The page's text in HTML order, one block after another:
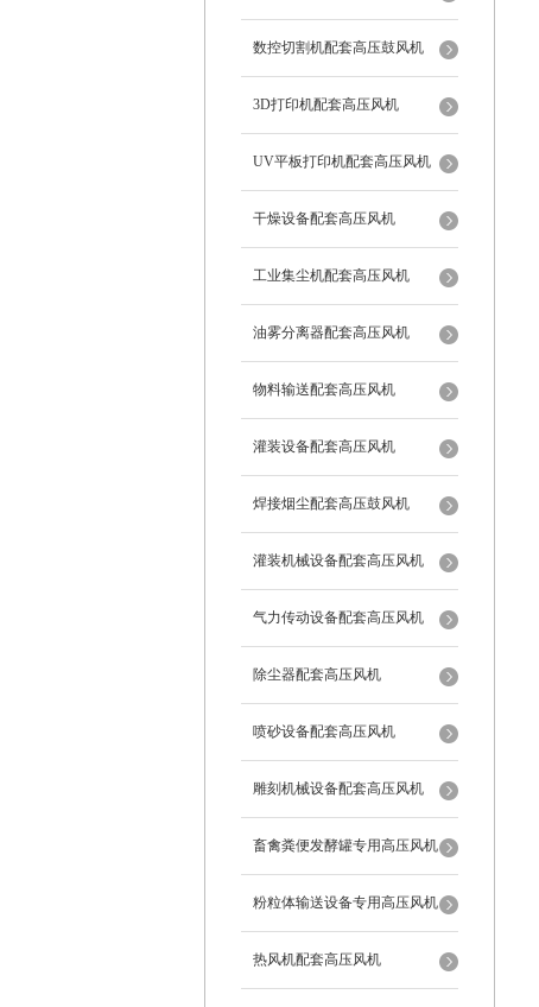
数控切割机配套高压鼓风机
3D打印机配套高压风机
UV平板打印机配套高压风机
干燥设备配套高压风机
工业集尘机配套高压风机
油雾分离器配套高压风机
物料输送配套高压风机
灌装设备配套高压风机
焊接烟尘配套高压鼓风机
灌装机械设备配套高压风机
气力传动设备配套高压风机
除尘器配套高压风机
喷砂设备配套高压风机
雕刻机械设备配套高压风机
畜禽粪便发酵罐专用高压风机
粉粒体输送设备专用高压风机
热风机配套高压风机